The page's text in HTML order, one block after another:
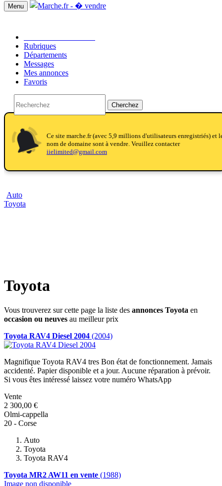
Menu
Rubriques
Départements
Messages
Mes annonces
Favoris
Cherchez
notifications
notifications
Ce site marche.fr (avec 5,9 millions d'utilisateurs enregistriés) et
nom de domaine sont à vendre. Veuillez contacter
iielimited@gmail.com
Auto
Toyota
Toyota
Vous trouverez sur cette page la liste des annonces Toyota en
occasion ou neuves au meilleur prix
Toyota RAV4 Diesel 2004 (2004)
Magnifique Toyota RAV4 tres Bon état de fonctionnement. Jamais
accidenté. Papier disponible et a jour. Aucune réparation à prévoir.
Si vous êtes intéressé laissez votre numéro WhatsApp
Vente
2 300,00 €
Olmi-cappella
20 - Corse
Auto
Toyota
Toyota RAV4
Toyota MR2 AW11 en vente (1988)
Image non disponible